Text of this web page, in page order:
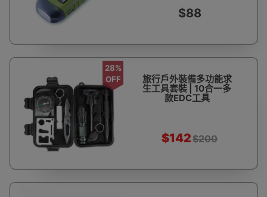
$88
28%
OFF
旅行戶外裝備多功能求
生工具套裝 | 10合一多
款EDC工具
$142$200